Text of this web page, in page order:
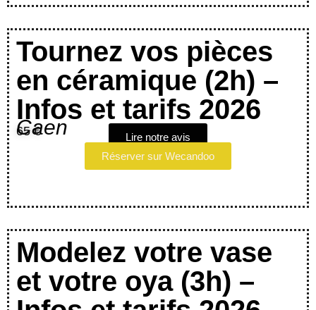
Tournez vos pièces
en céramique (2h) –
Infos et tarifs 2026
Caen
65 €
Lire notre avis
Réserver sur Wecandoo
Modelez votre vase
et votre oya (3h) –